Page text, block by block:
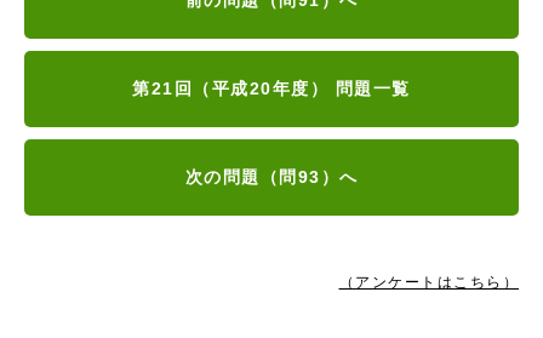
第21回（平成20年度） 問題一覧
次の問題（問93）へ
（アンケートはこちら）